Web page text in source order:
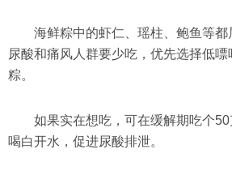
海鲜粽中的虾仁、瑶柱、鲍鱼等
尿酸和痛风人群要少吃，优先选择低
粽。
如果实在想吃，可在缓解期吃个50
喝白开水，促进尿酸排泄。